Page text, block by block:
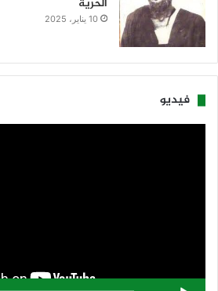
الحرية
10 يناير، 2025
فيديو